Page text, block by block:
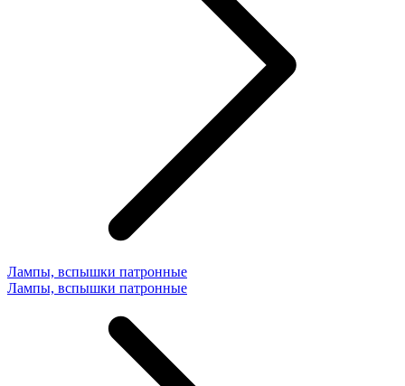
Лампы, вспышки патронные
Лампы, вспышки патронные